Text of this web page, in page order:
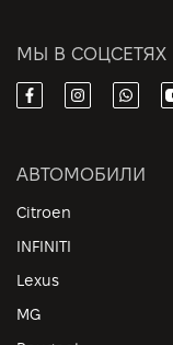
МЫ В СОЦСЕТЯХ
АВТОМОБИЛИ
Citroen
INFINITI
Lexus
MG